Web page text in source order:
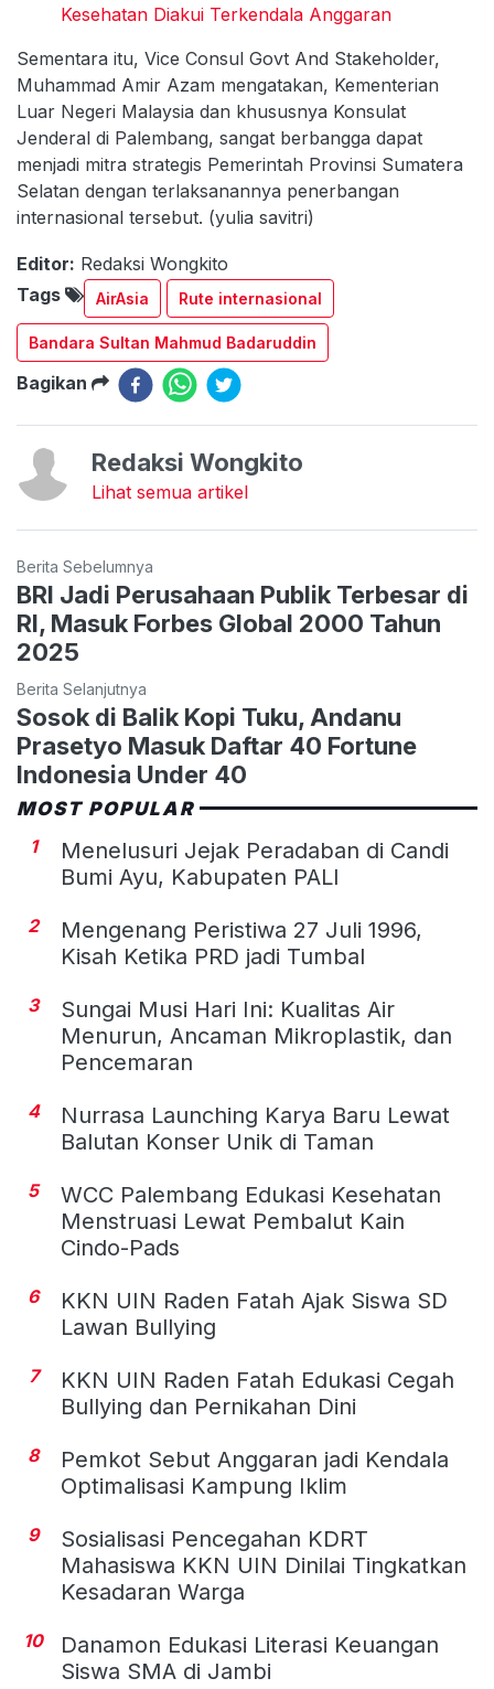
Kesehatan Diakui Terkendala Anggaran
Sementara itu, Vice Consul Govt And Stakeholder,
Muhammad Amir Azam mengatakan, Kementerian
Luar Negeri Malaysia dan khususnya Konsulat
Jenderal di Palembang, sangat berbangga dapat
menjadi mitra strategis Pemerintah Provinsi Sumatera
Selatan dengan terlaksanannya penerbangan
internasional tersebut. (yulia savitri)
Editor: Redaksi Wongkito
Tags
AirAsia Rute internasional
Bandara Sultan Mahmud Badaruddin
Bagikan
Redaksi Wongkito
Lihat semua artikel
Berita Sebelumnya
BRI Jadi Perusahaan Publik Terbesar di
RI, Masuk Forbes Global 2000 Tahun
2025
Berita Selanjutnya
Sosok di Balik Kopi Tuku, Andanu
Prasetyo Masuk Daftar 40 Fortune
Indonesia Under 40
MOST POPULAR
1
Menelusuri Jejak Peradaban di Candi
Bumi Ayu, Kabupaten PALI
2
Mengenang Peristiwa 27 Juli 1996,
Kisah Ketika PRD jadi Tumbal
3
Sungai Musi Hari Ini: Kualitas Air
Menurun, Ancaman Mikroplastik, dan
Pencemaran
4
Nurrasa Launching Karya Baru Lewat
Balutan Konser Unik di Taman
5
WCC Palembang Edukasi Kesehatan
Menstruasi Lewat Pembalut Kain
Cindo-Pads
6
KKN UIN Raden Fatah Ajak Siswa SD
Lawan Bullying
7
KKN UIN Raden Fatah Edukasi Cegah
Bullying dan Pernikahan Dini
8
Pemkot Sebut Anggaran jadi Kendala
Optimalisasi Kampung Iklim
9
Sosialisasi Pencegahan KDRT
Mahasiswa KKN UIN Dinilai Tingkatkan
Kesadaran Warga
10
Danamon Edukasi Literasi Keuangan
Siswa SMA di Jambi